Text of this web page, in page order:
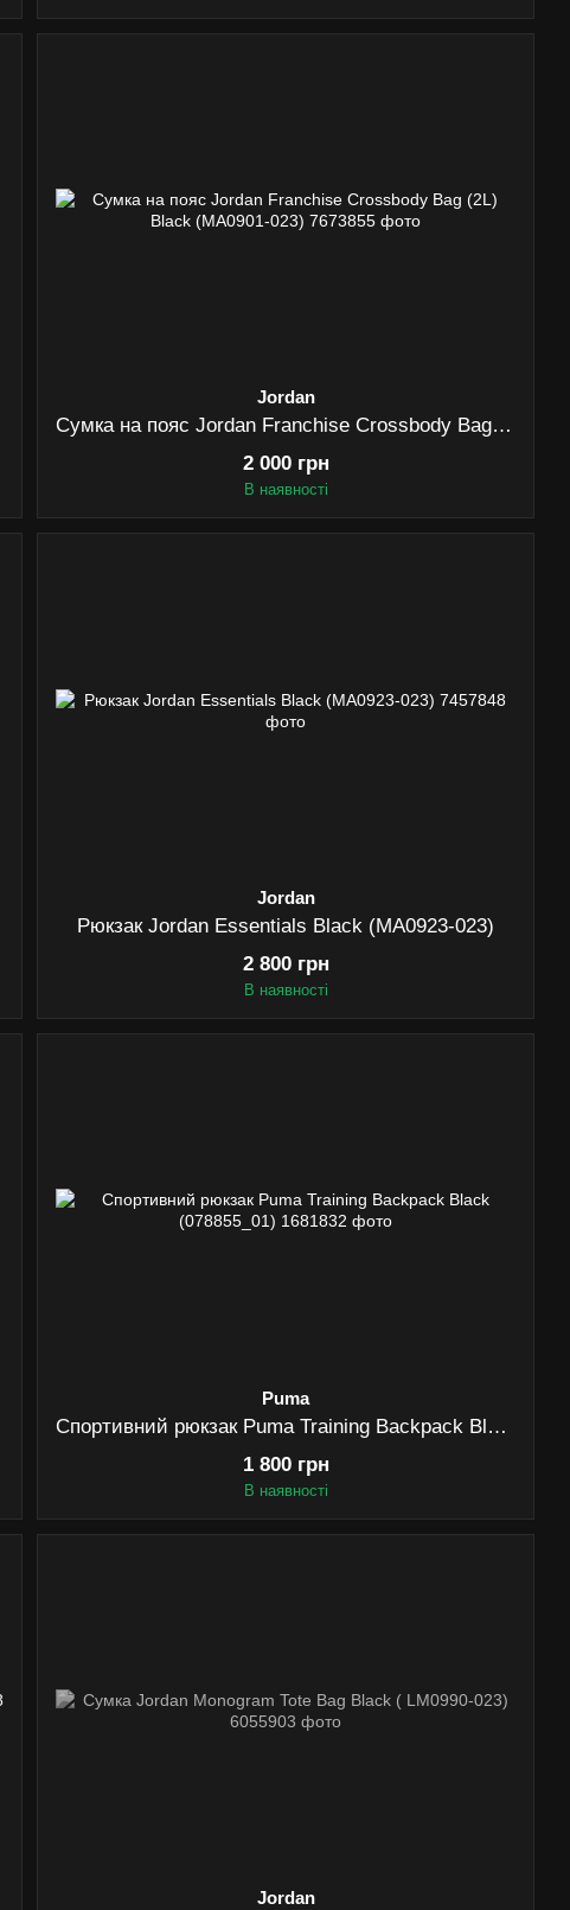
Jordan
Сумка на пояс Jordan Franchise Crossbody Bag (2L) Black (MA0901-023)
2 000 грн
В наявності
Jordan
Рюкзак Jordan Essentials Black (MA0923-023)
2 800 грн
В наявності
Puma
Спортивний рюкзак Puma Training Backpack Black (078855_01)
1 800 грн
В наявності
Jordan